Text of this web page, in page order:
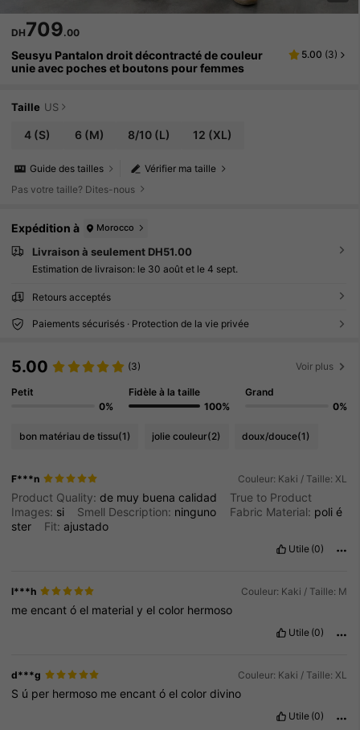
DH709.00
Seusyu Pantalon droit décontracté de couleur
unie avec poches et boutons pour femmes
5.00 (3)
Taille US
4 (S) 6 (M) 8/10(L) 12 (XL)
Vérifier ma taille
Guide des tailles
Pas votre taille? Dites-nous
Expédition à Morocco
Livraison à seulement DH51.00
Estimation de livraison: le 30 août et le 4 sept.
Retours acceptés
Paiements sécurisés · Protection de la vie privée
5.00 (3) Voir plus
Petit
0%
Fidèle à la taille
100%
Grand
0%
bon matériau de tissu(1) jolie couleur(2) doux/douce(1)
F***n Couleur: Kaki / Taille: XL
Product Quality:de muy buenacalidad
True to Product
Images: si Smell Description: ninguno Fabric Material: poli é
ster
Fit: ajustado
Utile (0)
l***h Couleur: Kaki / Taille: M
meencantóel materialyelcolor hermoso
Utile (0)
d***g Couleur: Kaki / Taille: XL
S ú per hermoso meencantóelcolordivino
Utile (0)